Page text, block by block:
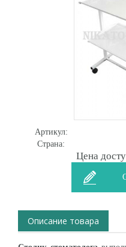
Артикул:
Страна:
Цена
Описание товара